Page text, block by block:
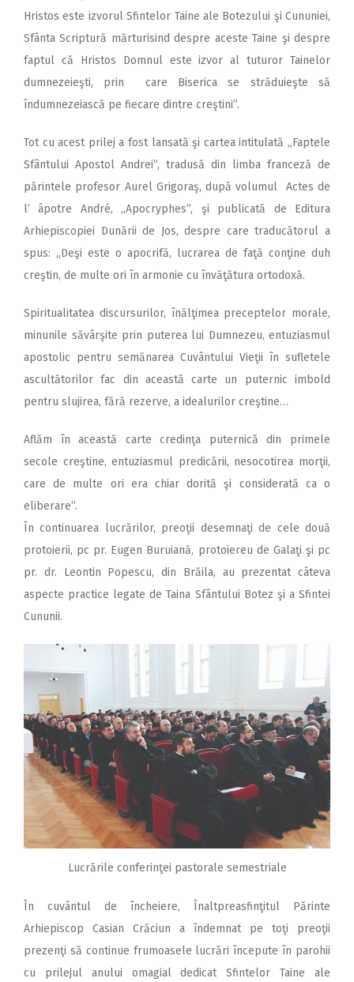
Hristos este izvorul Sfintelor Taine ale Botezului şi Cununiei,
Sfânta Scriptură mărturisind despre aceste Taine şi despre
faptul că Hristos Domnul este izvor al tuturor Tainelor
dumnezeieşti, prin care Biserica se străduieşte să
îndumnezeiască pe fiecare dintre creştini”.
Tot cu acest prilej a fost lansată şi cartea intitulată „Faptele
Sfântului Apostol Andrei”, tradusă din limba franceză de
părintele profesor Aurel Grigoraş, după volumul Actes de
l’ âpotre André, ,,Apocryphes”, şi publicată de Editura
Arhiepiscopiei Dunării de Jos, despre care traducătorul a
spus: „Deşi este o apocrifă, lucrarea de faţă conţine duh
creştin, de multe ori în armonie cu învăţătura ortodoxă.
Spiritualitatea discursurilor, înălţimea preceptelor morale,
minunile săvârşite prin puterea lui Dumnezeu, entuziasmul
apostolic pentru semănarea Cuvântului Vieţii în sufletele
ascultătorilor fac din această carte un puternic imbold
pentru slujirea, fără rezerve, a idealurilor creştine…
Aflăm în această carte credinţa puternică din primele
secole creştine, entuziasmul predicării, nesocotirea morţii,
care de multe ori era chiar dorită şi considerată ca o
eliberare”.
În continuarea lucrărilor, preoţii desemnaţi de cele două
protoierii, pc pr. Eugen Buruiană, protoiereu de Galaţi şi pc
pr. dr. Leontin Popescu, din Brăila, au prezentat câteva
aspecte practice legate de Taina Sfântului Botez şi a Sfintei
Cununii.
Lucrările conferinţei pastorale semestriale
În cuvântul de încheiere, Înaltpreasfinţitul Părinte
Arhiepiscop Casian Crăciun a îndemnat pe toţi preoţii
prezenţi să continue frumoasele lucrări începute în parohii
cu prilejul anului omagial dedicat Sfintelor Taine ale